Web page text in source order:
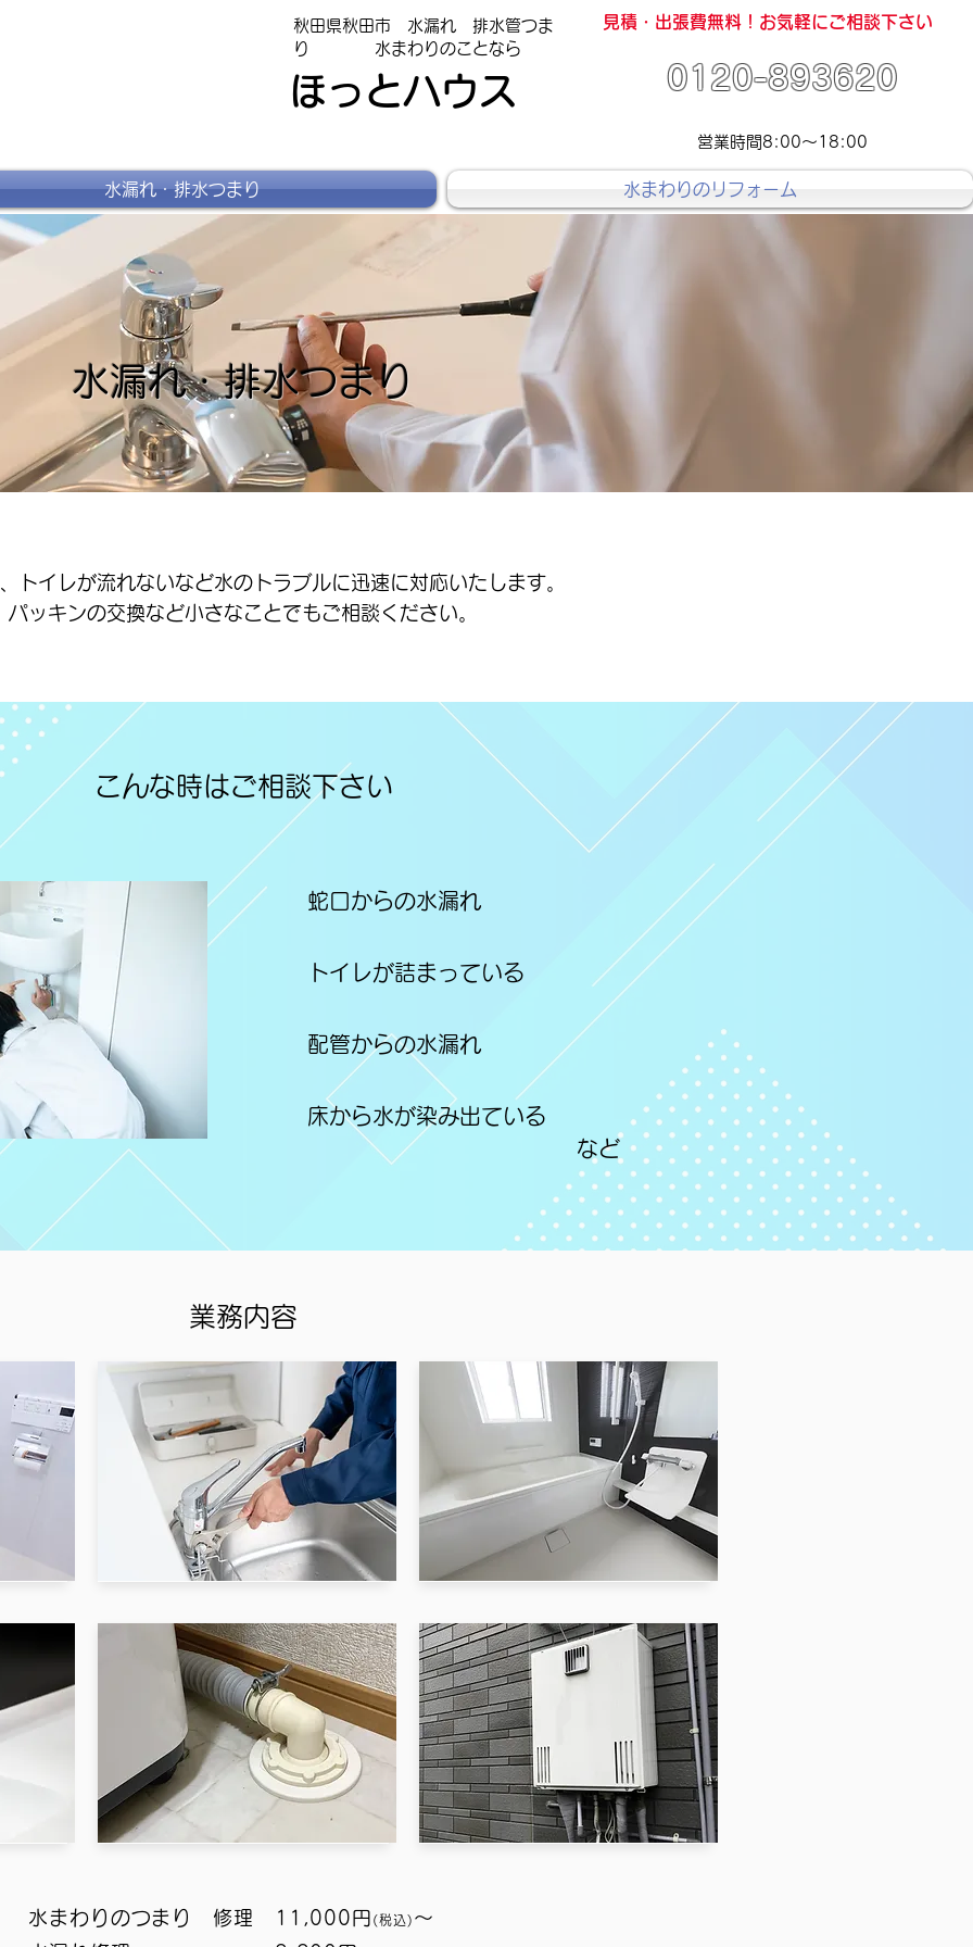
秋田県秋田市 水漏れ 排水管つま
り 水まわりのことなら
ほっとハウス
見積・出張費無料！お気軽にご相談下さい
0120-893620
営業時間8:00～18:00
水漏れ・排水つまり 水まわりのリフォーム
水漏れ・排水つまり
トイレが流れないなど水のトラブルに迅速に対応いたします。
パッキンの交換など​小さなことでもご相談ください。
こんな時はご相談下さい
蛇口からの水漏れ
トイレが詰まっている
配管からの水漏れ
床から水が染み出ている
など
業務内容
水まわりのつまり 修理 11,000円 (税込) ～